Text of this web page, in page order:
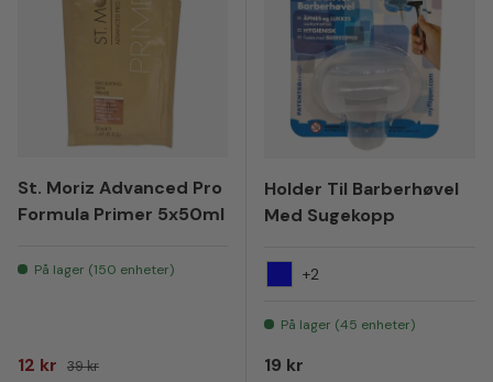
St. Moriz Advanced Pro
Formula Primer 5x50ml
På lager (150 enheter)
Salgspris
12 kr Vanlig pris
39 kr
Holder Til Barberhøvel
Med Sugekopp
+2
På lager (45 enheter)
Vanlig pris
19 kr